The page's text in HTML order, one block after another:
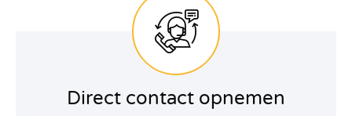
Direct contact opnemen